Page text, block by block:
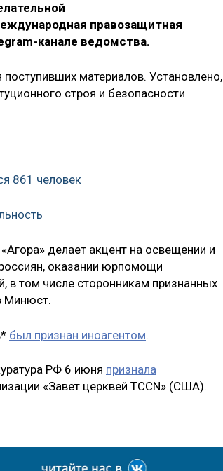
правозащитная
канале ведомства.
материалов. Установлено,
строя и безопасности
861 человек
делает акцент на освещении и
оказании юрпомощи
в том числе сторонникам признанных
Минюст.
был признан иноагентом.
РФ 6 июня признала
«Завет церквей TCCN» (США).